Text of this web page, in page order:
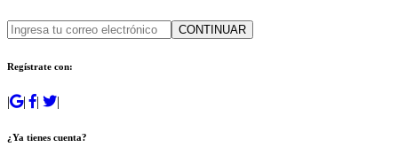
CONTINUAR
Regístrate con:
| | | |
¿Ya tienes cuenta?